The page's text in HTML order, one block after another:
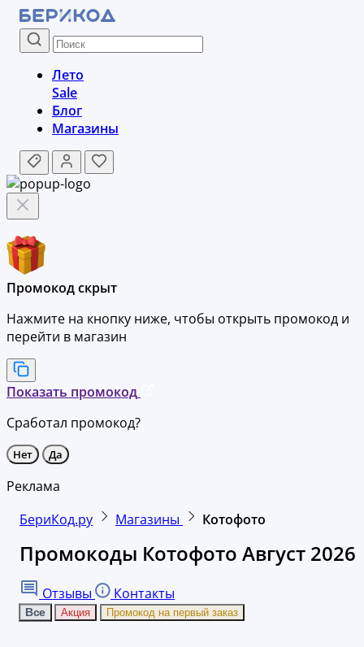
Лето
Sale
Блог
Магазины
Промокод скрыт
Нажмите на кнопку ниже, чтобы открыть промокод и
перейти в магазин
Показать промокод
Сработал промокод?
Нет Да
Реклама
БериКод.ру
Магазины Котофото
Промокоды Котофото Август 2026
Отзывы Контакты
Все Акция Промокод на первый заказ